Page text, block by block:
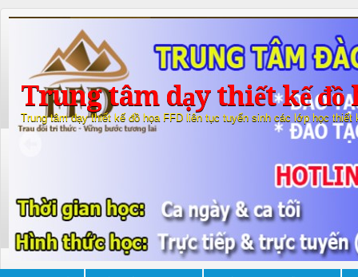
Trung tâm dạy thiết kế đồ
Trung tâm dạy thiết kế đồ họa FFD liên tục tuyển sinh các lớp học thiết